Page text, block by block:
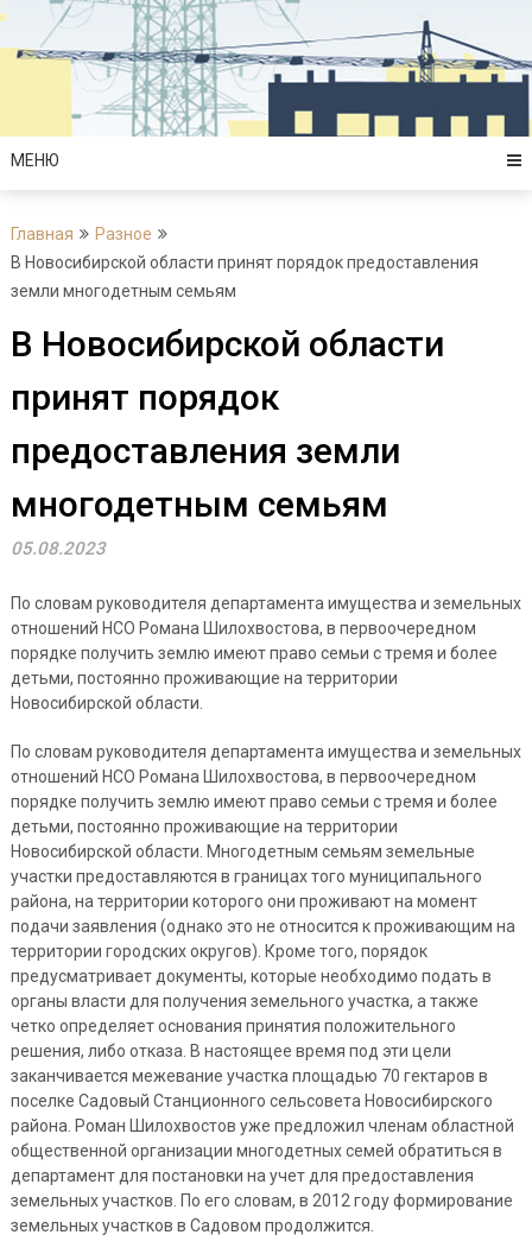
Перейти
содержимому
МЕНЮ
Главная
Разное
В Новосибирской области принят порядок предоставления
земли многодетным семьям
В Новосибирской области
принят порядок
предоставления земли
многодетным семьям
05.08.2023
По словам руководителя департамента имущества и земельных
отношений НСО Романа Шилохвостова, в первоочередном
порядке получить землю имеют право семьи с тремя и более
детьми, постоянно проживающие на территории
Новосибирской области.
По словам руководителя департамента имущества и земельных
отношений НСО Романа Шилохвостова, в первоочередном
порядке получить землю имеют право семьи с тремя и более
детьми, постоянно проживающие на территории
Новосибирской области. Многодетным семьям земельные
участки предоставляются в границах того муниципального
района, на территории которого они проживают на момент
подачи заявления (однако это не относится к проживающим на
территории городских округов). Кроме того, порядок
предусматривает документы, которые необходимо подать в
органы власти для получения земельного участка, а также
четко определяет основания принятия положительного
решения, либо отказа. В настоящее время под эти цели
заканчивается межевание участка площадью 70 гектаров в
поселке Садовый Станционного сельсовета Новосибирского
района. Роман Шилохвостов уже предложил членам областной
общественной организации многодетных семей обратиться в
департамент для постановки на учет для предоставления
земельных участков. По его словам, в 2012 году формирование
земельных участков в Садовом продолжится.